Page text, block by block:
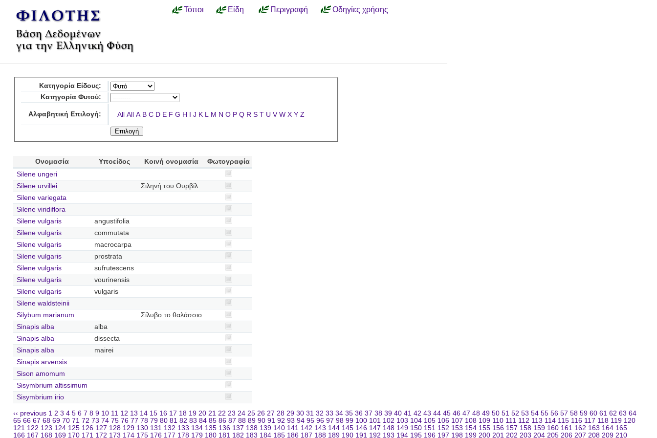
Τόποι Είδη Περιγραφή Οδηγίες χρήσης
Κατηγορία Είδους:
Κατηγορία Φυτού:
Αλφαβητική Επιλογή: All All A B C D E F G H I J K L M N O P Q R S T U V W X Y Z
Ονομασία Υποείδος Κοινή ονομασία
Φωτογραφία
Silene ungeri
Silene urvillei
Σιληνή του Ουρβίλ
Silene variegata
Silene viridiflora
Silene vulgaris
angustifolia
Silene vulgaris
commutata
Silene vulgaris
macrocarpa
Silene vulgaris
prostrata
Silene vulgaris
sufrutescens
Silene vulgaris
vourinensis
Silene vulgaris
vulgaris
Silene waldsteinii
Silybum marianum
Σίλυβο το θαλάσσιο
Sinapis alba
alba
Sinapis alba
dissecta
Sinapis alba
mairei
Sinapis arvensis
Sison amomum
Sisymbrium altissimum
Sisymbrium irio
‹‹ previous 1 2 3 4 5 6 7 8 9 10 11 12 13 14 15 16 17 18 19 20 21 22 23 24 25 26 27 28 29 30 31 32 33 34 35 36 37 38 39 40 41 42 43 44 45 46 47 48 49 50 51 52 53 54 55 56 57 58 59 60 61 62 63 64
65 66 67 68 69 70 71 72 73 74 75 76 77 78 79 80 81 82 83 84 85 86 87 88 89 90 91 92 93 94 95 96 97 98 99 100 101 102 103 104 105 106 107 108 109 110 111 112 113 114 115 116 117 118 119 120
121 122 123 124 125 126 127 128 129 130 131 132 133 134 135 136 137 138 139 140 141 142 143 144 145 146 147 148 149 150 151 152 153 154 155 156 157 158 159 160 161 162 163 164 165
166 167 168 169 170 171 172 173 174 175 176 177 178 179 180 181 182 183 184 185 186 187 188 189 190 191 192 193 194 195 196 197 198 199 200 201 202 203 204 205 206 207 208 209 210